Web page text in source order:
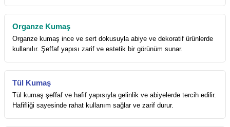
Organze Kumaş
Organze kumaş ince ve sert dokusuyla abiye ve dekoratif ürünlerde
kullanılır. Şeffaf yapısı zarif ve estetik bir görünüm sunar.
Tül Kumaş
Tül kumaş şeffaf ve hafif yapısıyla gelinlik ve abiyelerde tercih edilir.
Hafifliği sayesinde rahat kullanım sağlar ve zarif durur.